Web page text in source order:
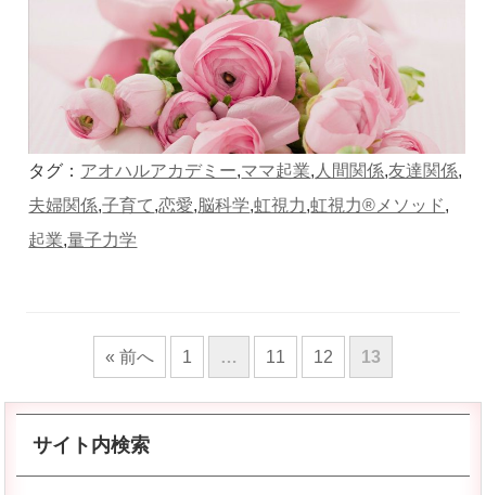
タグ： アオハルアカデミー,ママ起業, 人間関係,友達関係,
夫婦関係,子育て,恋愛, 脳科学,虹視力,虹視力®️メソッド,
起業,量子力学
« 前へ 1 … 11 12 13
サイト内検索